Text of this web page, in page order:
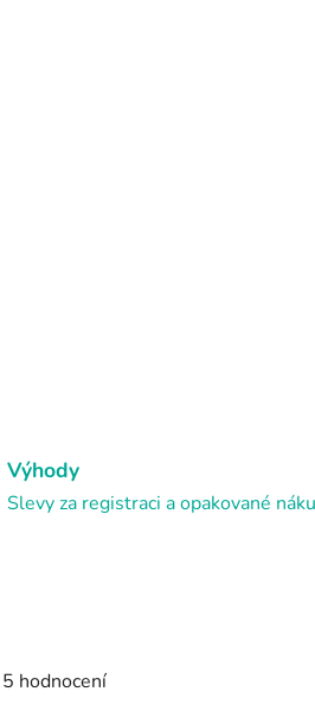
Výhody
Slevy za registraci a opakované
Průměrné
5 hodnocení